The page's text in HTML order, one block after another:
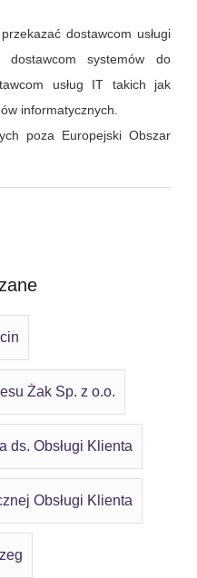
dostawcom usługi
dostawcom systemów do
usług IT takich jak
informatycznych.
poza Europejski Obszar
Żak Sp. z o.o.
ds. Obsługi Klienta
Obsługi Klienta